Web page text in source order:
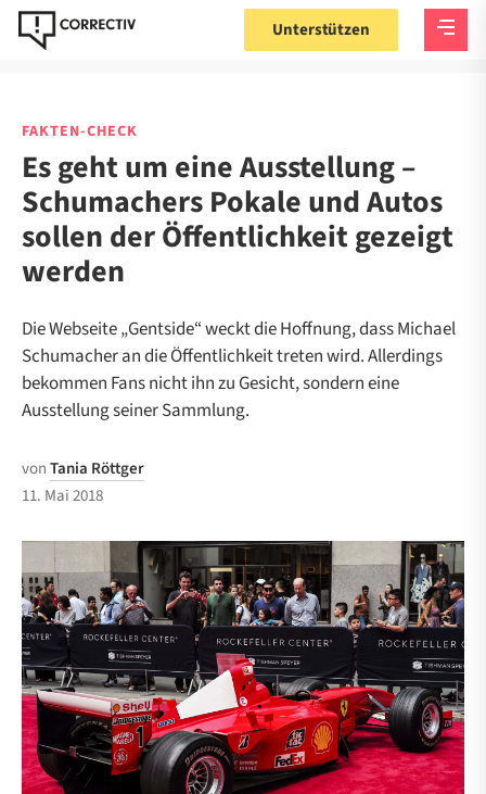
Unterstützen
FAKTEN-CHECK
Es geht um eine Ausstellung –
Schumachers Pokale und Autos
sollen der Öffentlichkeit gezeigt
werden
Die Webseite „Gentside“ weckt die Hoffnung, dass Michael
Schumacher an die Öffentlichkeit treten wird. Allerdings
bekommen Fans nicht ihn zu Gesicht, sondern eine
Ausstellung seiner Sammlung.
vonTania Röttger
11. Mai 2018